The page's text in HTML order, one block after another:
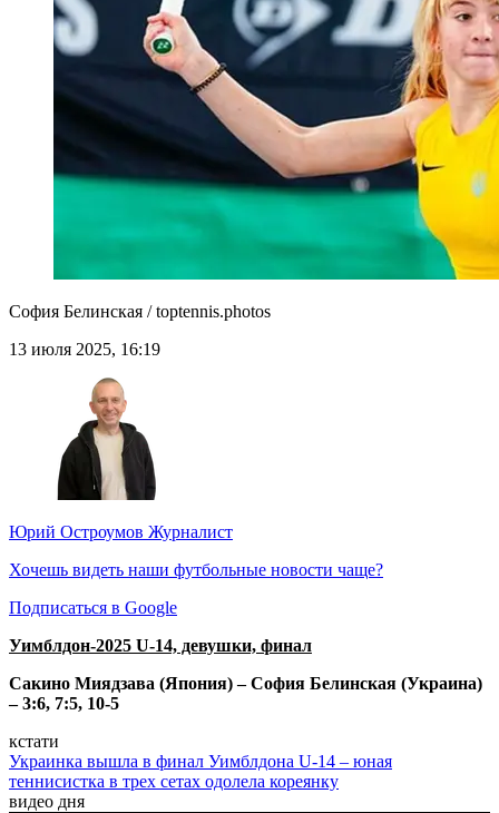
София Белинская / toptennis.photos
13 июля 2025, 16:19
Юрий Остроумов Журналист
Хочешь видеть наши футбольные новости чаще?
Подписаться в Google
Уимблдон-2025 U-14, девушки, финал
Сакино Миядзава (Япония) – София Белинская (Украина)
– 3:6, 7:5, 10-5
кстати
Украинка вышла в финал Уимблдона U-14 – юная
теннисистка в трех сетах одолела кореянку
видео дня